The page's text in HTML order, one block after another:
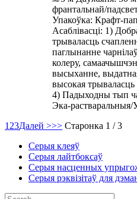
франтальнай/
Упакоўка: Крафт-
Асаблівасці: 1)
трываласць
паглынанне
колеру,
высыханне,
высокая
4) Падыходны тып
Эка-
1 23Далей >>> Старонка 1 / 3
Серыя клеяў
Серыя лайтбоксаў
Серыя насценных
Серыя рэквізітаў для